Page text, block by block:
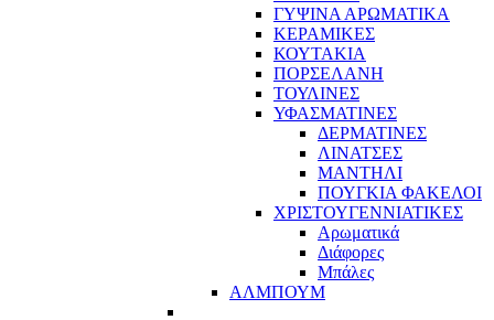
ΓΥΨΙΝΑ ΑΡΩΜΑΤΙΚΑ
ΚΕΡΑΜΙΚΕΣ
ΚΟΥΤΑΚΙΑ
ΠΟΡΣΕΛΑΝΗ
ΤΟΥΛΙΝΕΣ
ΥΦΑΣΜΑΤΙΝΕΣ
ΔΕΡΜΑΤΙΝΕΣ
ΛΙΝΑΤΣΕΣ
ΜΑΝΤΗΛΙ
ΠΟΥΓΚΙΑ ΦΑΚΕΛΟΙ
ΧΡΙΣΤΟΥΓΕΝΝΙΑΤΙΚΕΣ
Αρωματικά
Διάφορες
Μπάλες
ΑΛΜΠΟΥΜ